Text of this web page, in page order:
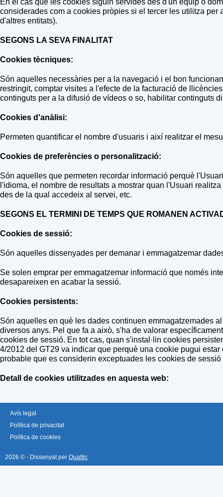
En el cas que les cookies siguin servides des d'un equip o
considerades com a cookies pròpies si el tercer les utilitza
d'altres entitats).
SEGONS LA SEVA FINALITAT
Cookies tècniques:
Són aquelles necessàries per a la navegació i el bon
restringit, comptar visites a l'efecte de la facturació de
continguts per a la difusió de vídeos o so, habilitar continguts
Cookies d'anàlisi:
Permeten quantificar el nombre d'usuaris i així realitzar el
Cookies de preferències o personalització:
Són aquelles que permeten recordar informació perquè
l'idioma, el nombre de resultats a mostrar quan l'Usuari
des de la qual accedeix al servei, etc.
SEGONS EL TERMINI DE TEMPS QUE ROMANEN
Cookies de sessió:
Són aquelles dissenyades per demanar i emmagatzemar
Se solen emprar per emmagatzemar informació que només
desapareixen en acabar la sessió.
Cookies persistents:
Són aquelles en què les dades continuen emmagatzemades
diversos anys. Pel que fa a això, s'ha de valorar
cookies de sessió. En tot cas, quan s'instal·lin cookies
4/2012 del GT29 va indicar que perquè una cookie pugui
probable que es considerin exceptuades les cookies de
Detall de cookies utilitzades en aquesta web:
Avís legal
Política de privacitat
Política de cookies
2026 © - Dissenyat per Qualtic